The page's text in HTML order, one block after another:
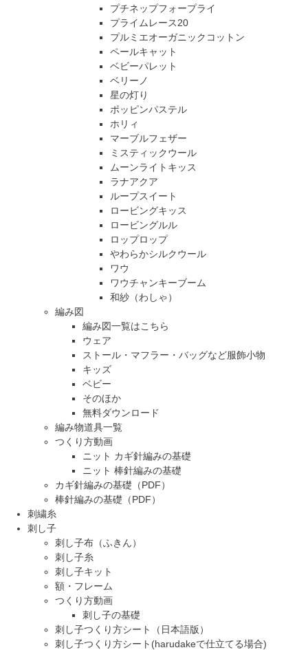
プチネップフォープライ
プライムレース20
プルミエオーガニックコットン
ペールキャット
ベビーパレット
ベリーノ
星の灯り
ポッピンパステル
ホリィ
マーブルフェザー
ミスティックウール
ムーンライトキッス
ラナアクア
ループスイート
ロービングキッス
ロービングルル
ロップロップ
やわらかシルクウール
ワウ
ワウチャンキーブーム
和紗（わしゃ）
編み図
編み図一覧はこちら
ウェア
ストール・マフラー・バッグなど服飾小物
キッズ
ベビー
そのほか
無料ダウンロード
編み物道具一覧
つくり方動画
ニット カギ針編みの基礎
ニット 棒針編みの基礎
カギ針編みの基礎（PDF）
棒針編みの基礎（PDF）
刺繍糸
刺し子
刺し子布（ふきん）
刺し子糸
刺し子キット
額・フレーム
つくり方動画
刺し子の基礎
刺し子つくり方シート（日本語版）
刺し子つくり方シート(harudakeで仕立てる場合)